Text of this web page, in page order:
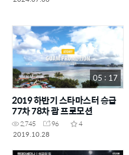
05 : 17
2019 하반기 스타마스터 승급
77차 78차 괌 프로모션
2,745 96
4
2019.10.28